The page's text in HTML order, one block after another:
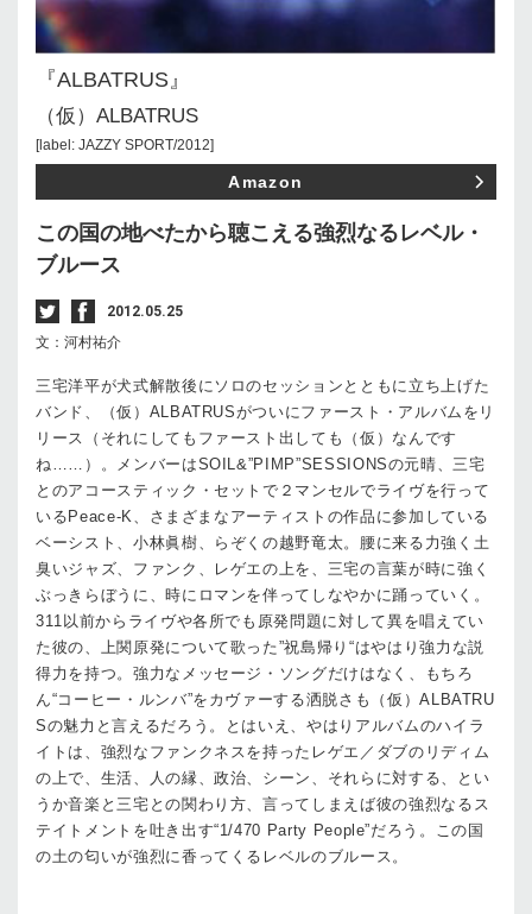
『ALBATRUS』
（仮）ALBATRUS
[label: JAZZY SPORT/2012]
Amazon
この国の地べたから聴こえる強烈なるレベル・
ブルース
2012.05.25
文：河村祐介
三宅洋平が犬式解散後にソロのセッションとともに立ち上げた
バンド、（仮）ALBATRUSがついにファースト・アルバムをリ
リース（それにしてもファースト出しても（仮）なんです
ね……）。メンバーはSOIL&”PIMP”SESSIONSの元晴、三宅
とのアコースティック・セットで２マンセルでライヴを行って
いるPeace-K、さまざまなアーティストの作品に参加している
ベーシスト、小林眞樹、らぞくの越野竜太。腰に来る力強く土
臭いジャズ、ファンク、レゲエの上を、三宅の言葉が時に強く
ぶっきらぼうに、時にロマンを伴ってしなやかに踊っていく。
311以前からライヴや各所でも原発問題に対して異を唱えてい
た彼の、上関原発について歌った”祝島帰り“はやはり強力な説
得力を持つ。強力なメッセージ・ソングだけはなく、もちろ
ん“コーヒー・ルンバ”をカヴァーする洒脱さも（仮）ALBATRU
Sの魅力と言えるだろう。とはいえ、やはりアルバムのハイラ
イトは、強烈なファンクネスを持ったレゲエ／ダブのリディム
の上で、生活、人の縁、政治、シーン、それらに対する、とい
うか音楽と三宅との関わり方、言ってしまえば彼の強烈なるス
テイトメントを吐き出す“1/470 Party People”だろう。この国
の土の匂いが強烈に香ってくるレベルのブルース。